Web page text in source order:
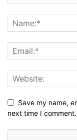
Save my name,
next time I comment.